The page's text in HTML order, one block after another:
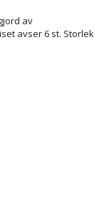
av
avser 6 st. Storlek